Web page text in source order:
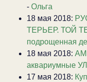
- Ольга
18 мая 2018:
ТЕРЬЕР. ТОЙ
подрощенная
18 мая 2018:
аквариумные
17 мая 2018: